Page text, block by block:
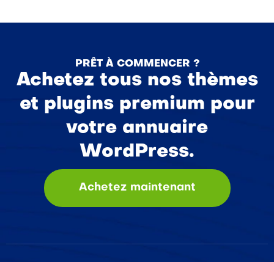
PRÊT À COMMENCER ?
Achetez tous nos thèmes
et plugins premium pour
votre annuaire
WordPress.
Achetez maintenant